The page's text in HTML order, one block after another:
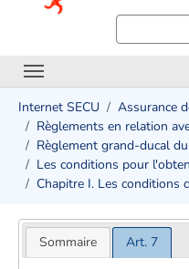
Internet SECU Assurance
Règlements en relation
Règlement grand-ducal
Les conditions pour
Chapitre I. Les conditions
Sommaire Art. 7